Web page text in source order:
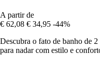
A partir de
€ 62,08 € 34,95 -44%
Descubra o fato de banho de
para nadar com estilo e